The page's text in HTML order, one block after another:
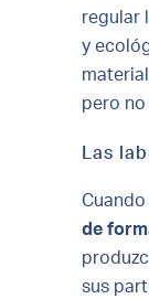
regular
y
pero no
Las
de
sus